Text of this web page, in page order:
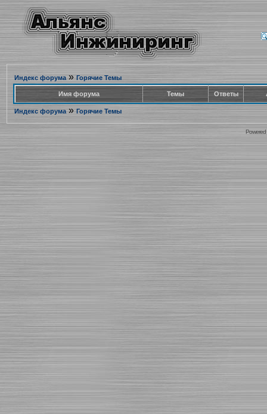
Индекс форума» Горячие Темы
Имя форума Темы Ответы
Индекс форума» Горячие Темы